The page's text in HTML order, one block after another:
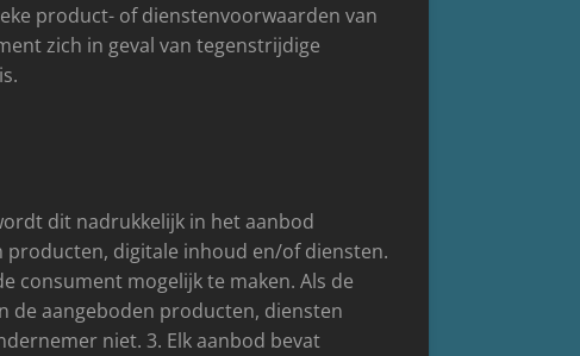
product- of dienstenvoorwaarden van
zich in geval van tegenstrijdige
dit nadrukkelijk in het aanbod
producten, digitale inhoud en/of diensten.
consument mogelijk te maken. Als de
de aangeboden producten, diensten
niet. 3. Elk aanbod bevat